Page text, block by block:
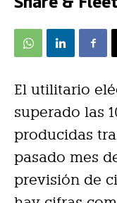
El utilitario
superado las
producidas
pasado mes
previsión de